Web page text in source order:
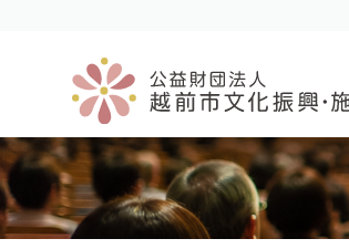
ス
キ
ッ
プ
ン
に
移
動